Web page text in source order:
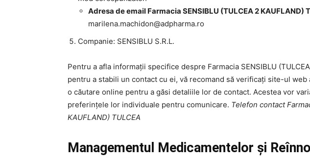
Adresa de email Farmacia SENSIBLU (TULCEA 2 KAUFLAND)
marilena.machidon@adpharma.ro
Companie: SENSIBLU S.R.L.
Pentru a afla informații specifice despre Farmacia SENSIBLU
pentru a stabili un contact cu ei, vă recomand să verificați site-ul web
o căutare online pentru a găsi detaliile lor de contact. Acestea vor
preferințele lor individuale pentru comunicare. Telefon contact
KAUFLAND) TULCEA
Managementul Medicamentelor și